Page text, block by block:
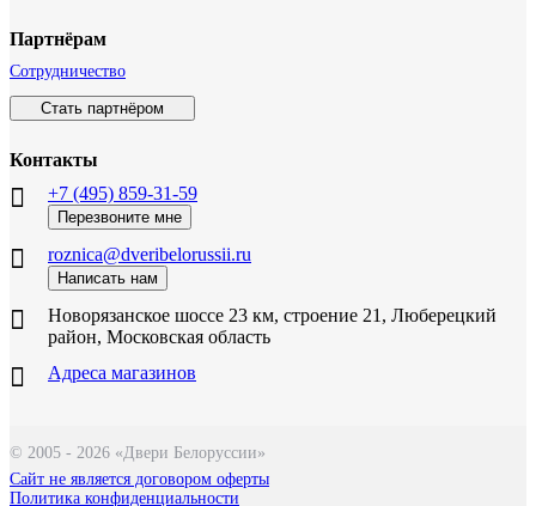
Партнёрам
Сотрудничество
Стать партнёром
Контакты
+7 (495) 859-31-59
Перезвоните мне
roznica@dveribelorussii.ru
Написать нам
Новорязанское шоссе 23 км, строение 21, Люберецкий
район, Московская область
Адреса магазинов
© 2005 - 2026 «Двери Белоруссии»
Сайт не является договором оферты
Политика конфиденциальности